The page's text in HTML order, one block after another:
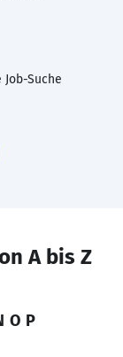
Suche
A bis Z
O P